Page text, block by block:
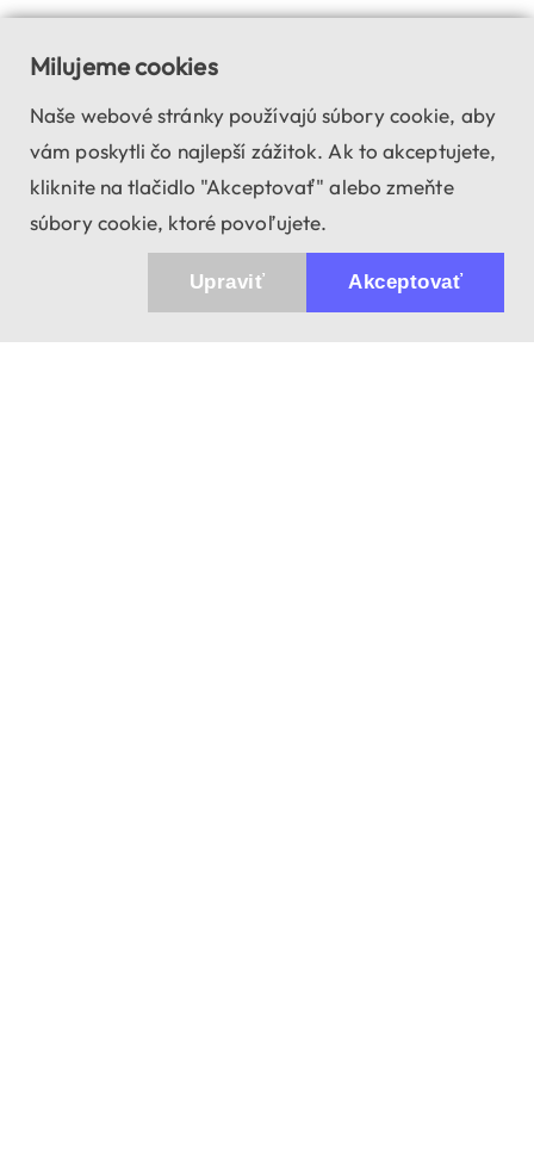
Milujeme cookies
Naše webové stránky používajú súbory cookie, aby
vám poskytli čo najlepší zážitok. Ak to akceptujete,
kliknite na tlačidlo "Akceptovať" alebo zmeňte
súbory cookie, ktoré povoľujete.
Akceptovať
Upraviť